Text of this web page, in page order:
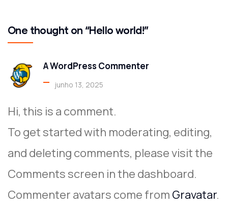
One thought on “Hello world!”
A WordPress Commenter
junho 13, 2025
Hi, this is a comment.
To get started with moderating, editing,
and deleting comments, please visit the
Comments screen in the dashboard.
Commenter avatars come from Gravatar.